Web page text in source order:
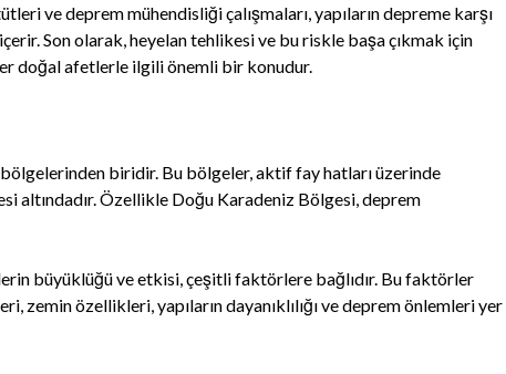
ve deprem mühendisliği çalışmaları, yapıların depreme karşı
içerir. Son olarak, heyelan tehlikesi ve bu riskle başa çıkmak için
doğal afetlerle ilgili önemli bir konudur.
biridir. Bu bölgeler, aktif fay hatları üzerinde
altındadır. Özellikle Doğu Karadeniz Bölgesi, deprem
büyüklüğü ve etkisi, çeşitli faktörlere bağlıdır. Bu faktörler
zemin özellikleri, yapıların dayanıklılığı ve deprem önlemleri yer